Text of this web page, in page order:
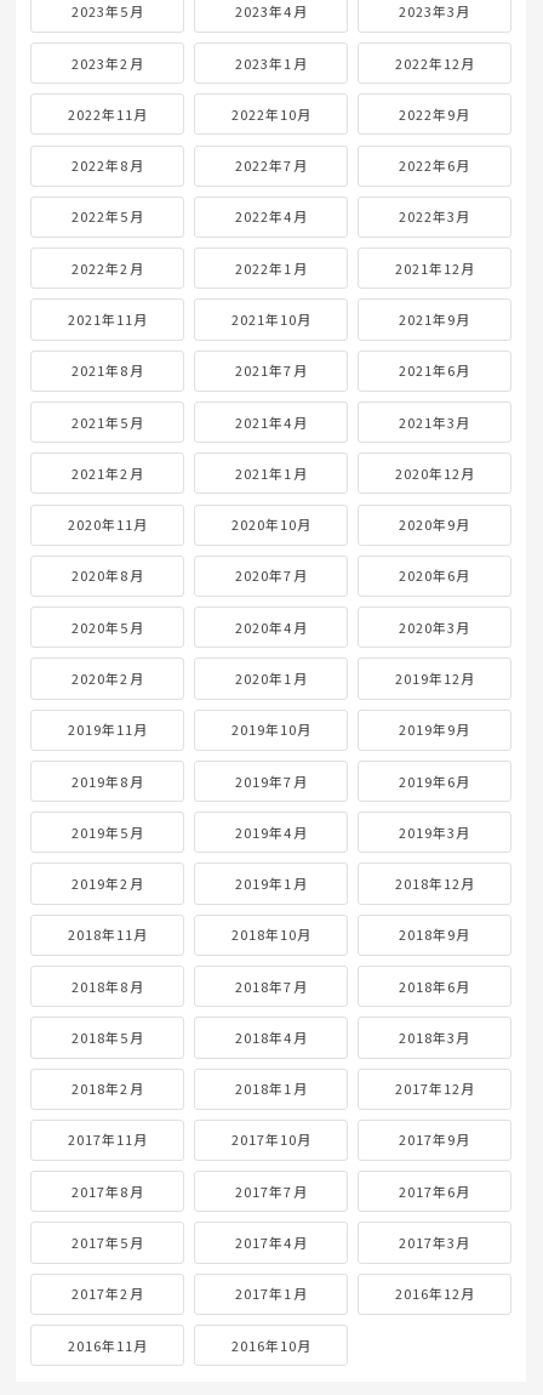
2023年5月 2023年4月 2023年3月
2023年2月 2023年1月 2022年12月
2022年11月 2022年10月 2022年9月
2022年8月 2022年7月 2022年6月
2022年5月 2022年4月 2022年3月
2022年2月 2022年1月 2021年12月
2021年11月 2021年10月 2021年9月
2021年8月 2021年7月 2021年6月
2021年5月 2021年4月 2021年3月
2021年2月 2021年1月 2020年12月
2020年11月 2020年10月 2020年9月
2020年8月 2020年7月 2020年6月
2020年5月 2020年4月 2020年3月
2020年2月 2020年1月 2019年12月
2019年11月 2019年10月 2019年9月
2019年8月 2019年7月 2019年6月
2019年5月 2019年4月 2019年3月
2019年2月 2019年1月 2018年12月
2018年11月 2018年10月 2018年9月
2018年8月 2018年7月 2018年6月
2018年5月 2018年4月 2018年3月
2018年2月 2018年1月 2017年12月
2017年11月 2017年10月 2017年9月
2017年8月 2017年7月 2017年6月
2017年5月 2017年4月 2017年3月
2017年2月 2017年1月 2016年12月
2016年11月 2016年10月